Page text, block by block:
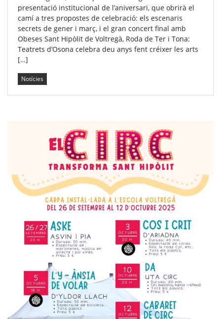
presentació institucional de l’aniversari, que obrirà el
camí a tres propostes de celebració: els escenaris
secrets de gener i març, i el gran concert final amb
Obeses Sant Hipòlit de Voltregà, Roda de Ter i Tona:
Teatrets d’Osona celebra deu anys fent créixer les arts
[…]
Notícies